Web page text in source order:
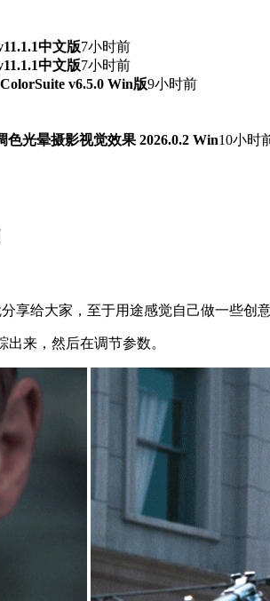
中文版7小时前
中文版7小时前
v6.5.0 Win版9小时前
色光晕摄影视觉效果 2026.0.2 Win10小时
给大家，至于用途感觉自己做一些创
来，然后在调节参数。